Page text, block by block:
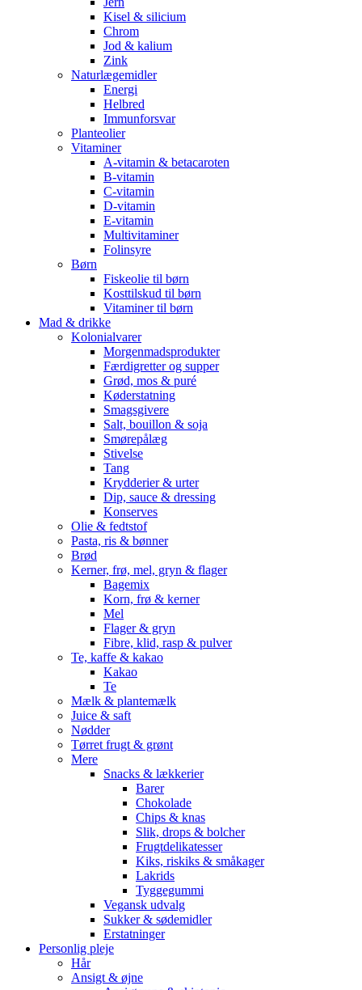
Kisel & silicium
Chrom
Jod & kalium
Zink
Naturlægemidler
Energi
Helbred
Immunforsvar
Planteolier
Vitaminer
A-vitamin & betacaroten
B-vitamin
C-vitamin
D-vitamin
E-vitamin
Multivitaminer
Folinsyre
Børn
Fiskeolie til børn
Kosttilskud til børn
Vitaminer til børn
Mad & drikke
Kolonialvarer
Morgenmadsprodukter
Færdigretter og supper
Grød, mos & puré
Køderstatning
Smagsgivere
Salt, bouillon & soja
Smørepålæg
Stivelse
Tang
Krydderier & urter
Dip, sauce & dressing
Konserves
Olie & fedtstof
Pasta, ris & bønner
Brød
Kerner, frø, mel, gryn & flager
Bagemix
Korn, frø & kerner
Mel
Flager & gryn
Fibre, klid, rasp & pulver
Te, kaffe & kakao
Kakao
Te
Mælk & plantemælk
Juice & saft
Nødder
Tørret frugt & grønt
Mere
Snacks & lækkerier
Barer
Chokolade
Chips & knas
Slik, drops & bolcher
Frugtdelikatesser
Kiks, riskiks & småkager
Lakrids
Tyggegummi
Vegansk udvalg
Sukker & sødemidler
Erstatninger
Personlig pleje
Hår
Ansigt & øjne